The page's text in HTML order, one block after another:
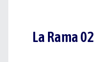
La Rama 02